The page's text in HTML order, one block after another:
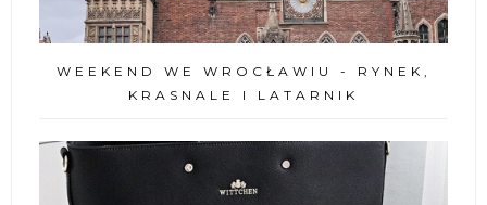
WEEKEND WE WROCŁAWIU - RYNEK,
KRASNALE I LATARNIK